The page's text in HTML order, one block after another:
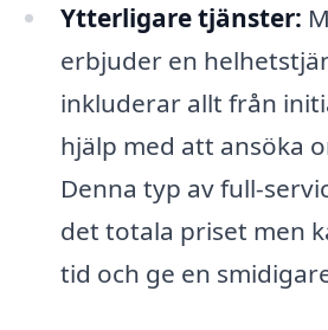
Ytterligare tjänster:
erbjuder en
inkluderar allt från
hjälp med att ansöka
Denna typ av full-
det totala priset men
tid och ge en